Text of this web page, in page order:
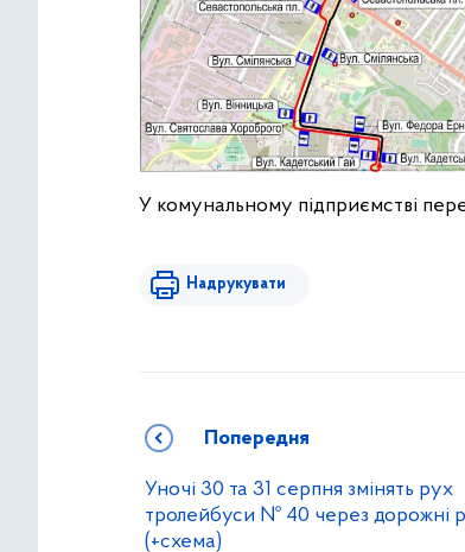
У комунальному підприємстві
Надрукувати
Попередня
Уночі 30 та 31 серпня змінять рух
тролейбуси № 40 через дорожні
(+схема)